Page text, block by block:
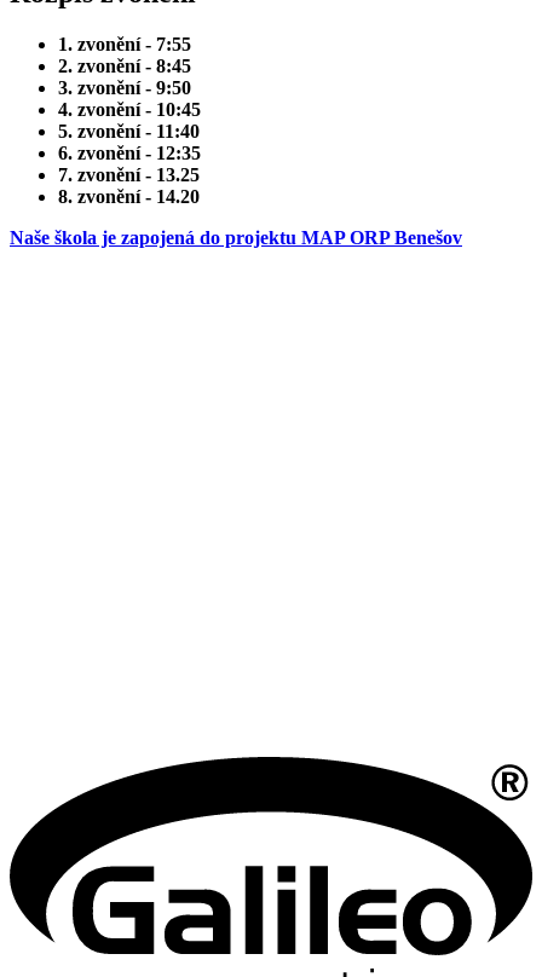
1. zvonění - 7:55
2. zvonění - 8:45
3. zvonění - 9:50
4. zvonění - 10:45
5. zvonění - 11:40
6. zvonění - 12:35
7. zvonění - 13.25
8. zvonění - 14.20
Naše škola je zapojená do projektu MAP ORP Benešov